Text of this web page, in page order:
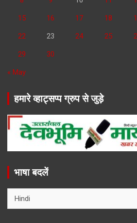
15 16 17 18
22 23 24 25
29 30
« May
हमारे व्हाट्सप्प ग्रुप से जुड़े
भाषा बदलें